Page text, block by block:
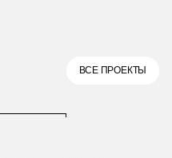
ВСЕ ПРОЕКТЫ